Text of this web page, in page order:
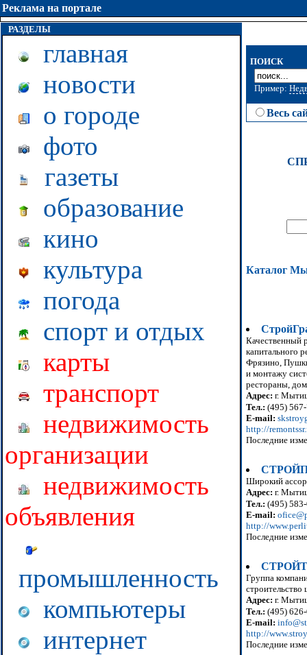
Реклама на портале
РАЗДЕЛЫ
главная
новости
о городе
фото
газеты
образование
кино
культура
погода
спорт и отдых
карты
транспорт
недвижимость
организации
недвижимость
объявления
промышленность
компьютеры
интернет
ПОИСК
Пример:
Весь
Каталог
Качественный
капитального
Фрязино,
и монтажу
рестораны,
Адрес: г.
Тел.: (495)
E-mail:
http://
Последние
Широкий
Адрес: г.
Тел.: (495)
E-mail:
http://
Последние
Группа
Адрес: г.
Тел.: (495)
E-mail:
http://
Последние